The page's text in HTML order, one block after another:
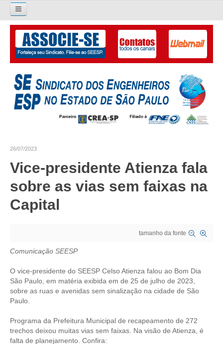
Pesquisar...
O SINDICATO
APRESENTAÇÃO
PALAVRA DO PRESIDENTE
SUBSEDES SINDICAIS
GALERIA EX-PRESIDENTES
HISTÓRICO E ATUAÇÃO
COMPOSIÇÃO
CONSELHOS ASSESSORES
PERSONALIDADES DA TECNOLOGIA
26/07/2023
Vice-presidente Atienza fala
sobre as vias sem faixas na
Capital
tamanho da fonte
Comunicação SEESP
O vice-presidente do SEESP Celso Atienza falou ao Bom Dia
São Paulo, em matéria exibida em de 25 de julho de 2023,
sobre as ruas e avenidas sem sinalização na cidade de São
Paulo.
Programa da Prefeitura Municipal de recapeamento de 272
trechos deixou muitas vias sem faixas. Na visão de Atienza, é
falta de planejamento. Confira: